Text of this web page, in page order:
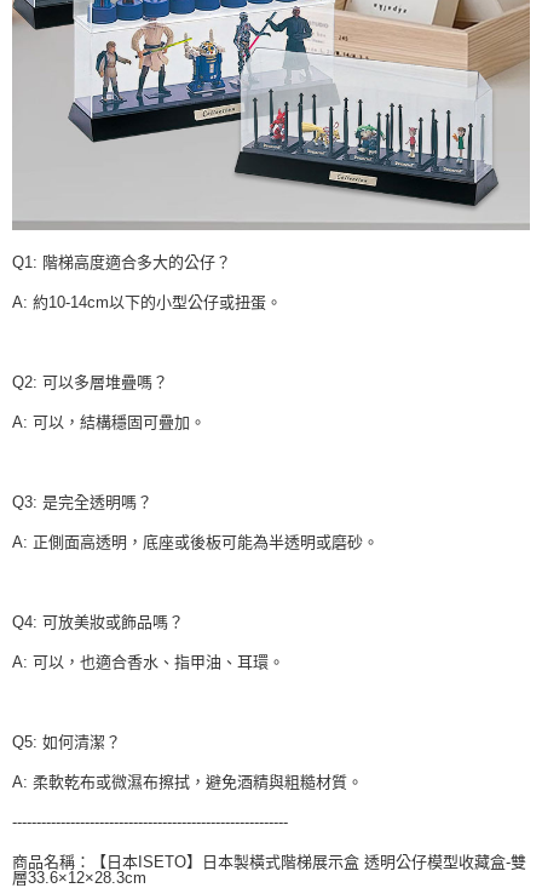
Q1: 階梯高度適合多大的公仔？
A: 約10-14cm以下的小型公仔或扭蛋。
Q2: 可以多層堆疊嗎？
A: 可以，結構穩固可疊加。
Q3: 是完全透明嗎？
A: 正側面高透明，底座或後板可能為半透明或磨砂。
Q4: 可放美妝或飾品嗎？
A: 可以，也適合香水、指甲油、耳環。
Q5: 如何清潔？
A: 柔軟乾布或微濕布擦拭，避免酒精與粗糙材質。
---------------------------------------------------------
商品名稱：【日本ISETO】日本製橫式階梯展示盒 透明公仔模型收藏盒-雙
層33.6×12×28.3cm